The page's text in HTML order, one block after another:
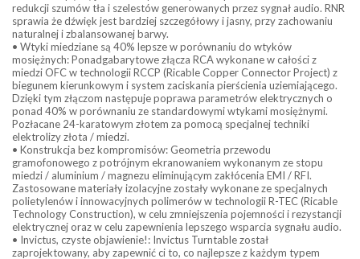
redukcji szumów tła i szelestów generowanych przez sygnał audio. RNR
sprawia że dźwięk jest bardziej szczegółowy i jasny, przy zachowaniu
naturalnej i zbalansowanej barwy.
• Wtyki miedziane są 40% lepsze w porównaniu do wtyków
mosiężnych: Ponadgabarytowe złącza RCA wykonane w całości z
miedzi OFC w technologii RCCP (Ricable Copper Connector Project) z
biegunem kierunkowym i system zaciskania pierścienia uziemiającego.
Dzięki tym złączom następuje poprawa parametrów elektrycznych o
ponad 40% w porównaniu ze standardowymi wtykami mosiężnymi.
Pozłacane 24-karatowym złotem za pomocą specjalnej techniki
elektrolizy złota / miedzi.
• Konstrukcja bez kompromisów: Geometria przewodu
gramofonowego z potrójnym ekranowaniem wykonanym ze stopu
miedzi / aluminium / magnezu eliminującym zakłócenia EMI / RFI.
Zastosowane materiały izolacyjne zostały wykonane ze specjalnych
polietylenów i innowacyjnych polimerów w technologii R-TEC (Ricable
Technology Construction), w celu zmniejszenia pojemności i rezystancji
elektrycznej oraz w celu zapewnienia lepszego wsparcia sygnału audio.
• Invictus, czyste objawienie!: Invictus Turntable został
zaprojektowany, aby zapewnić ci to, co najlepsze z każdym typem